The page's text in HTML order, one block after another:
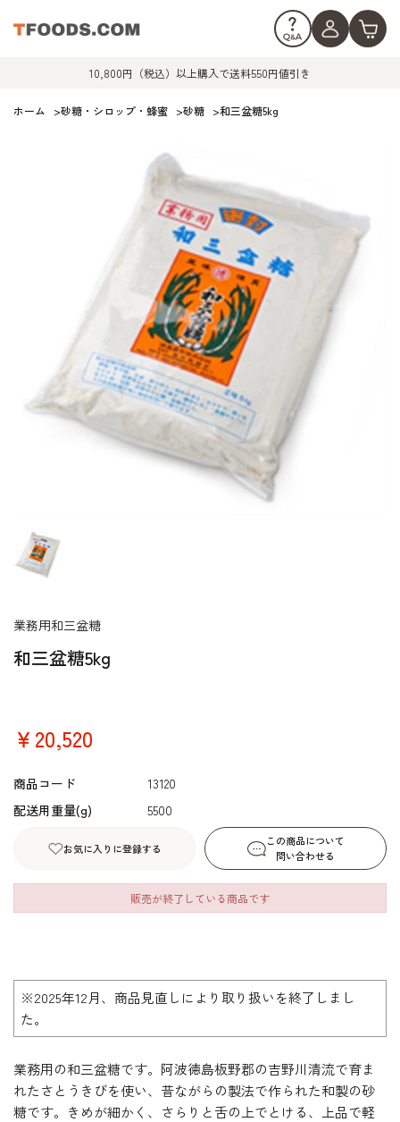
10,800円（税込）以上購入で送料550円値引き
ホーム >砂糖・シロップ・蜂蜜 >砂糖 >和三盆糖5kg
和三盆糖5kg
業務用和三盆糖
￥20,520
商品コード
13120
配送用重量(g)
5500
お気に入りに登録する
この商品について
問い合わせる
販売が終了している商品です
※2025年12月、商品見直しにより取り扱いを終了しまし
た。
業務用の和三盆糖です。阿波徳島板野郡の吉野川清流で育ま
れたさとうきびを使い、昔ながらの製法で作られた和製の砂
糖です。きめが細かく、さらりと舌の上でとける、上品で軽